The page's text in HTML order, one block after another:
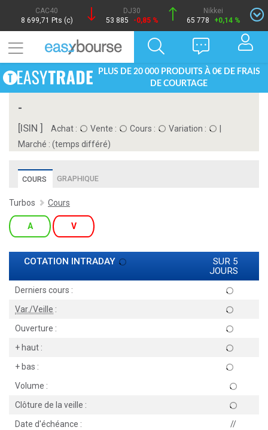
CAC40
8 699,71 Pts (c)
DJ30
53 885
-0,85 %
Nikkei
65 778
+0,14 %
PLUS DE 20 000 PRODUITS À 0€ DE FRAIS
DE COURTAGE
-
[ISIN ] Achat : Vente : Cours : Variation :
Marché : (temps différé)
COURS GRAPHIQUE
Turbos Cours
A V
COTATION INTRADAY
SUR 5
JOURS
Derniers cours :
Var./Veille :
Ouverture :
+ haut :
+ bas :
Volume :
Clôture de la veille :
Date d'échéance :
//